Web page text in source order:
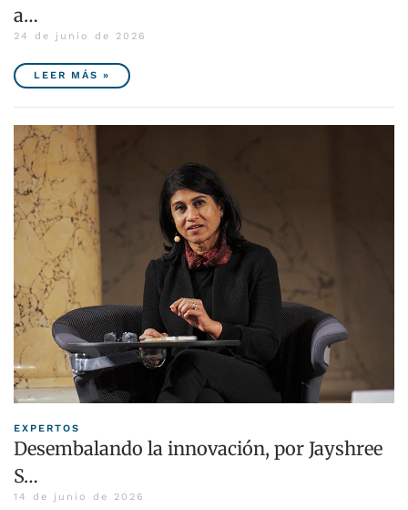
a…
24 de junio de 2026
LEER MÁS »
EXPERTOS
Desembalando la innovación, por Jayshree
S…
14 de junio de 2026